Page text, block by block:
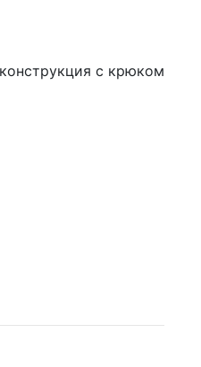
с крюком